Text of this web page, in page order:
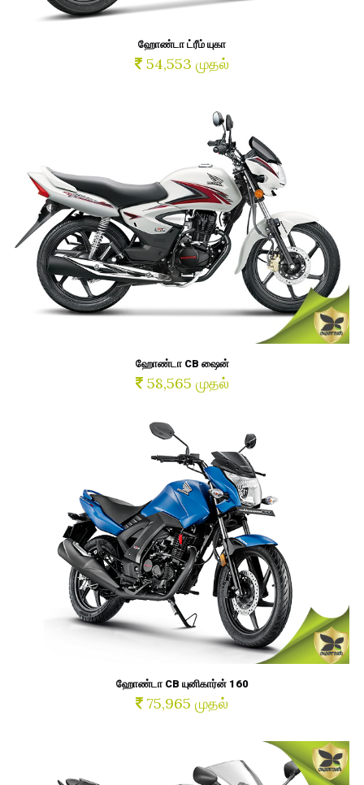
ஹோண்டா ட்ரீம் யுகா
54,553 முதல்
ஹோண்டா CB ஷைன்
58,565 முதல்
ஹோண்டா CB யுனிகார்ன் 160
75,965 முதல்